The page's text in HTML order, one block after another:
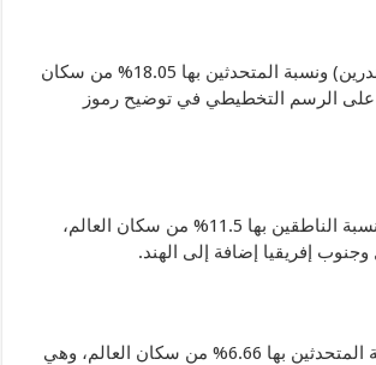
اللغة الصينية (الماندرين) ونسبة المتحدثين بها 18.05% من سكان
على الرسم التخطيطي في توضيح رموز
اللغة الهندية وتبلغ نسبة الناطقين بها 11.5% من سكان العالم،
إفريقيا إضافة إلى الهند.
اللغـة العربية ونسبة المتحدثين بها 6.66% من سكان العالم، وهي